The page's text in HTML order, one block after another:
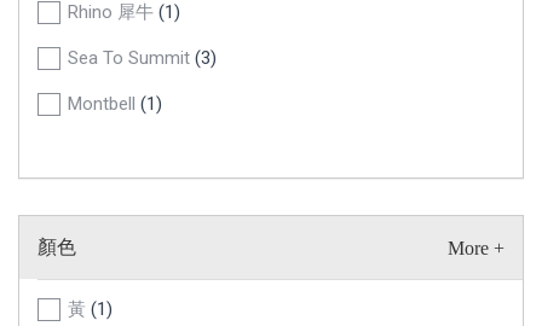
Rhino 犀牛 (1)
Sea To Summit (3)
Montbell (1)
顏色
黃 (1)